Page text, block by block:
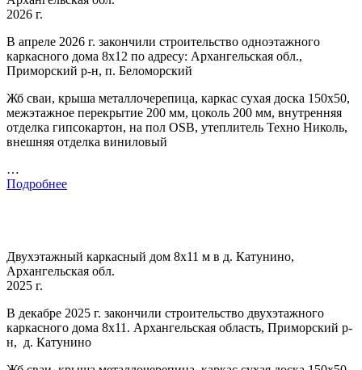
2026 г.
В апреле 2026 г. закончили строительство одноэтажного
каркасного дома 8х12 по адресу: Архангельская обл.,
Приморский р-н, п. Беломорский
Жб сваи, крыша металлочерепица, каркас сухая доска 150х50,
межэтажное перекрытие 200 мм, цоколь 200 мм, внутренняя
отделка гипсокартон, на пол OSB, утеплитель Техно Николь,
внешняя отделка виниловый
…
Подробнее
Двухэтажный каркасный дом 8х11 м в д. Катунино,
Архангельская обл.
2025 г.
В декабре 2025 г. закончили строительство двухэтажного
каркасного дома 8х11. Архангельская область, Приморский р-
н, д. Катунино